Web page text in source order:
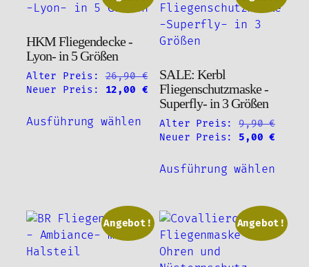
HKM Fliegendecke -
Lyon- in 5 Größen
Alter Preis: 26,90€
Ursprünglicher
war:
Neuer Preis: 12,00 €Aktueller
Preis
ist:
12,00 €.
Ausführung wählen
Dieses
Produkt
weist
Varianten
Die
Optionen
können
auf
SALE: Kerbl
Fliegenschutzmaske -
Superfly- in 3 Größen
Alter Preis: 9,90€
Neuer Preis: 5,00€
Ausführung wählen
auf.
Angebot! Angebot!